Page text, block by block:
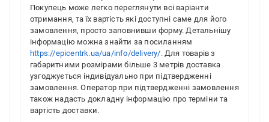
Покупець може легко переглянути всі варіанти
отримання, та їх вартість які доступні саме для його
замовлення, просто заповнивши форму. Детальнішу
інформацію можна знайти за посиланням
https://epicentrk.ua/ua/info/delivery/.Для товарів з
габаритними розмірами більше 3 метрів доставка
узгоджується індивідуально при підтвердженні
замовлення. Оператор при підтвердженні замовлення
також надасть докладну інформацію про терміни та
вартість доставки.